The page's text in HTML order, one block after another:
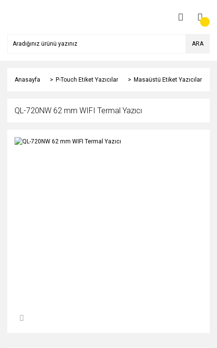
ARA
Anasayfa P-Touch Etiket Yazıcılar Masaüstü Etiket Yazıcılar
QL-720NW 62 mm WIFI Termal Yazıcı